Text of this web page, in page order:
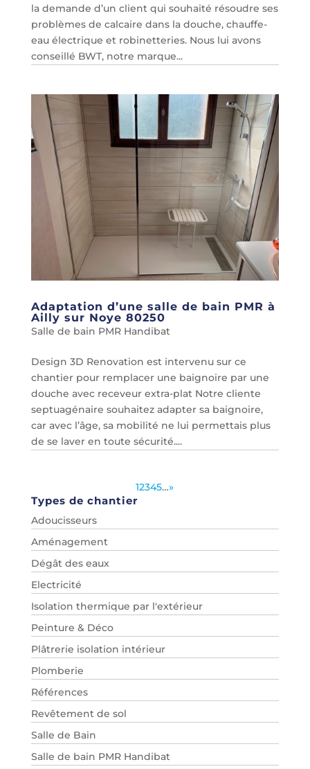
la demande d’un client qui souhaité résoudre ses
problèmes de calcaire dans la douche, chauffe-
eau électrique et robinetteries. Nous lui avons
conseillé BWT, notre marque...
Adaptation d’une salle de bain PMR à
Ailly sur Noye 80250
Salle de bain PMR Handibat
Design 3D Renovation est intervenu sur ce
chantier pour remplacer une baignoire par une
douche avec receveur extra-plat Notre cliente
septuagénaire souhaitez adapter sa baignoire,
car avec l’âge, sa mobilité ne lui permettais plus
de se laver en toute sécurité....
12345…»
Types de chantier
Adoucisseurs
Aménagement
Dégât des eaux
Electricité
Isolation thermique par l'extérieur
Peinture & Déco
Plâtrerie isolation intérieur
Plomberie
Références
Revêtement de sol
Salle de Bain
Salle de bain PMR Handibat